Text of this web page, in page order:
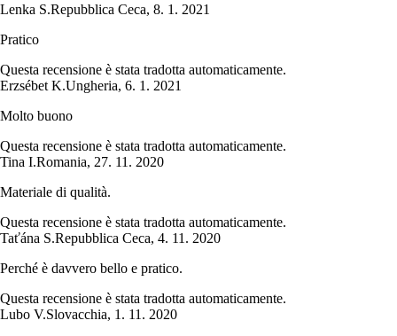
Lenka S.Repubblica Ceca, 8. 1. 2021
Pratico
Questa recensione è stata tradotta automaticamente.
Erzsébet K.Ungheria, 6. 1. 2021
Molto buono
Questa recensione è stata tradotta automaticamente.
Tina I.Romania, 27. 11. 2020
Materiale di qualità.
Questa recensione è stata tradotta automaticamente.
Taťána S.Repubblica Ceca, 4. 11. 2020
Perché è davvero bello e pratico.
Questa recensione è stata tradotta automaticamente.
Lubo V.Slovacchia, 1. 11. 2020